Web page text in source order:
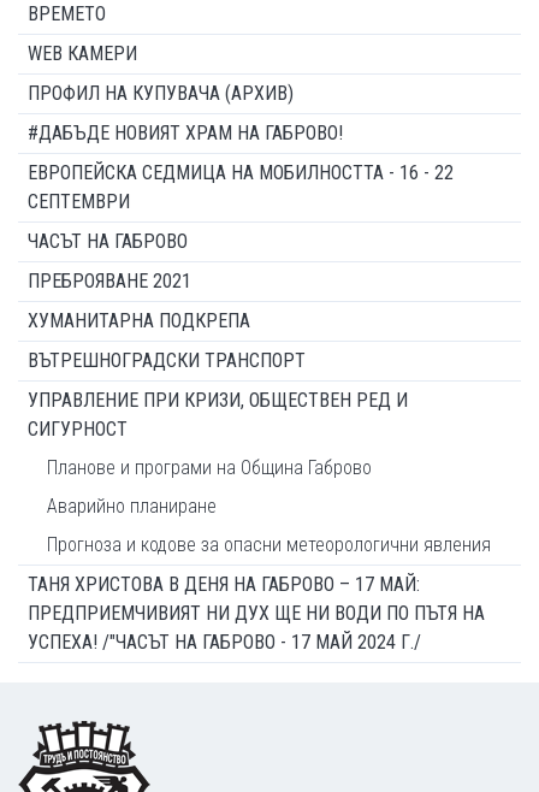
ВРЕМЕТО
WEB КАМЕРИ
ПРОФИЛ НА КУПУВАЧА (АРХИВ)
#ДАБЪДЕ НОВИЯТ ХРАМ НА ГАБРОВО!
ЕВРОПЕЙСКА СЕДМИЦА НА МОБИЛНОСТТА - 16 - 22
СЕПТЕМВРИ
ЧАСЪТ НА ГАБРОВО
ПРЕБРОЯВАНЕ 2021
ХУМАНИТАРНА ПОДКРЕПА
ВЪТРЕШНОГРАДСКИ ТРАНСПОРТ
УПРАВЛЕНИЕ ПРИ КРИЗИ, ОБЩЕСТВЕН РЕД И
СИГУРНОСТ
Планове и програми на Община Габрово
Аварийно планиране
Прогноза и кодове за опасни метеорологични явления
ТАНЯ ХРИСТОВА В ДЕНЯ НА ГАБРОВО – 17 МАЙ:
ПРЕДПРИЕМЧИВИЯТ НИ ДУХ ЩЕ НИ ВОДИ ПО ПЪТЯ НА
УСПЕХА! /"ЧАСЪТ НА ГАБРОВО - 17 МАЙ 2024 Г./
Footer